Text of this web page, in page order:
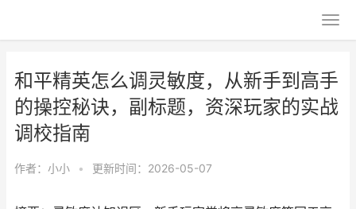
和平精英怎么调灵敏度，从新手到高手
的操控秘诀，副标题，资深玩家的实战
调校指南
作者： 小小 • 更新时间：2026-05-07